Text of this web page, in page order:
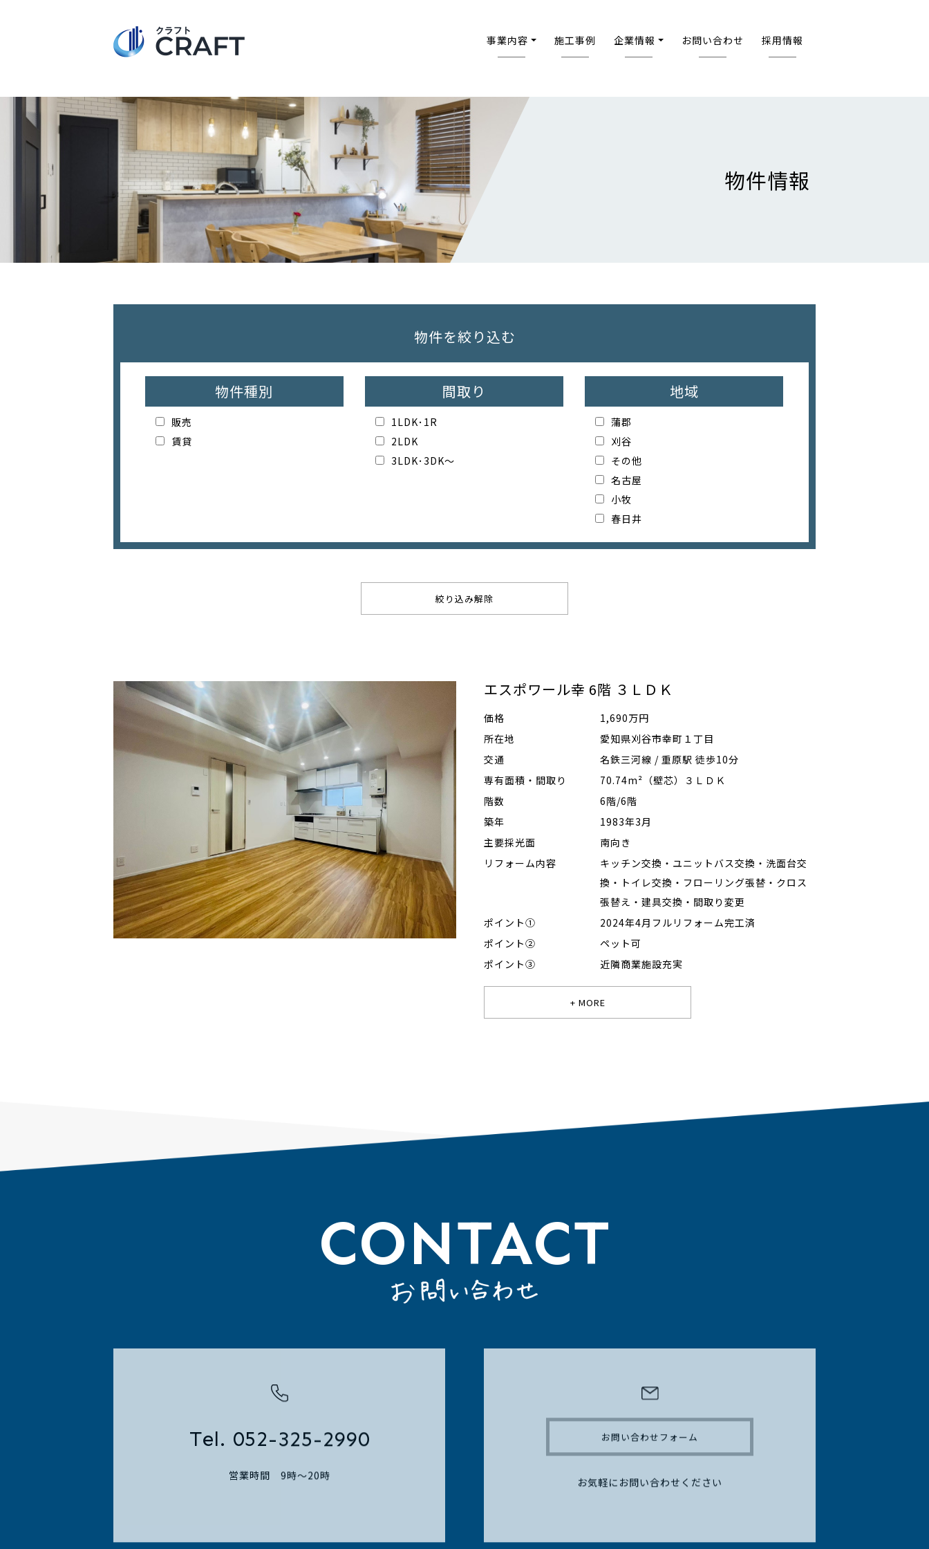
事業内容 施工事例 企業情報 お問い合わせ 採用情報
物件情報
物件を絞り込む
物件種別
販売
賃貸
間取り
1LDK･1R
2LDK
3LDK･3DK～
地域
蒲郡
刈谷
その他
名古屋
小牧
春日井
絞り込み解除
エスポワール幸 6階 ３ＬＤＫ
価格
1,690万円
所在地
愛知県刈谷市幸町１丁目
交通
名鉄三河線 / 重原駅 徒歩10分
専有面積・間取り
70.74m²（壁芯）３ＬＤＫ
階数
6階/6階
築年
1983年3月
主要採光面
南向き
リフォーム内容
キッチン交換・ユニットバス交換・洗面台交
換・トイレ交換・フローリング張替・クロス
張替え・建具交換・間取り変更
ポイント①
2024年4月フルリフォーム完工済
ポイント②
ペット可
ポイント③
近隣商業施設充実
+ MORE
CONTACT
Tel. 052-325-2990 お問い合わせフォーム